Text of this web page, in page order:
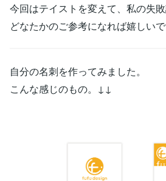
今回はテイストを変えて、私の失敗
どなたかのご参考になれば嬉しいで
自分の名刺を作ってみました。
こんな感じのもの。↓↓